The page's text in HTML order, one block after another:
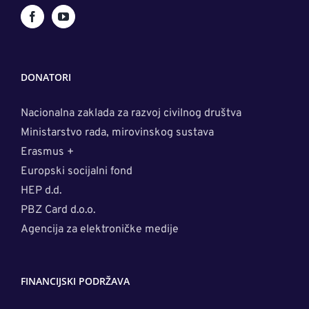
DONATORI
Nacionalna zaklada za razvoj civilnog društva
Ministarstvo rada, mirovinskog sustava
Erasmus +
Europski socijalni fond
HEP d.d.
PBZ Card d.o.o.
Agencija za elektroničke medije
FINANCIJSKI PODRŽAVA